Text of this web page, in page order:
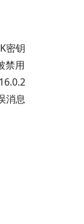
密钥
禁用
消息